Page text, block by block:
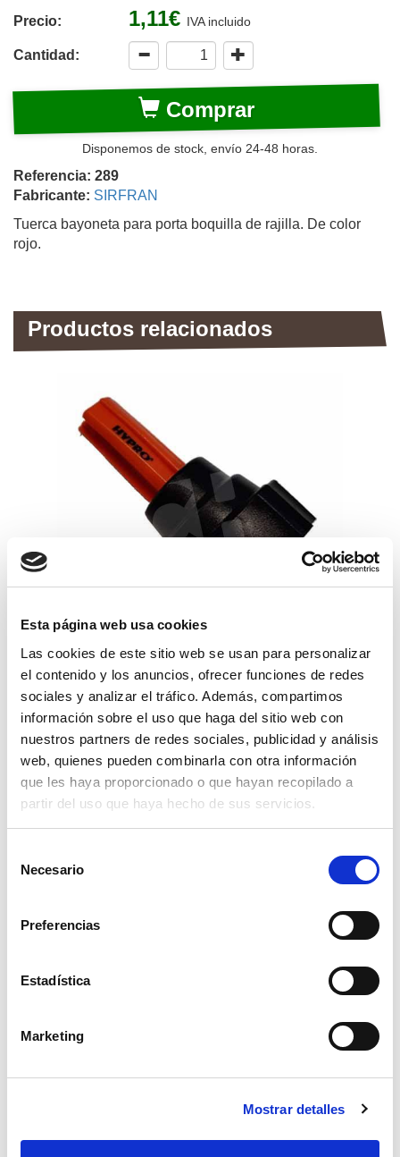
Esta página web usa cookies
Las cookies de este sitio web se usan para personalizar
el contenido y los anuncios, ofrecer funciones de redes
sociales y analizar el tráfico. Además, compartimos
información sobre el uso que haga del sitio web con
nuestros partners de redes sociales, publicidad y análisis
web, quienes pueden combinarla con otra información
que les haya proporcionado o que hayan recopilado a
partir del uso que haya hecho de sus servicios.
Necesario
Preferencias
Estadística
Marketing
Mostrar detalles
Precio: 1,11€ IVA incluido
Cantidad:
Comprar
Disponemos de stock, envío 24-48 horas.
Referencia: 289
Fabricante: SIRFRAN
Tuerca bayoneta para porta boquilla de rajilla. De color
rojo.
Productos relacionados
boquilla hypro xt naranja+tuerca
bayonet
45,86€ comprar
comprar